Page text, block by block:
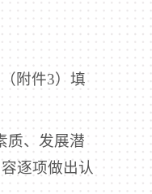
附件3）填
质、发展潜
逐项做出认